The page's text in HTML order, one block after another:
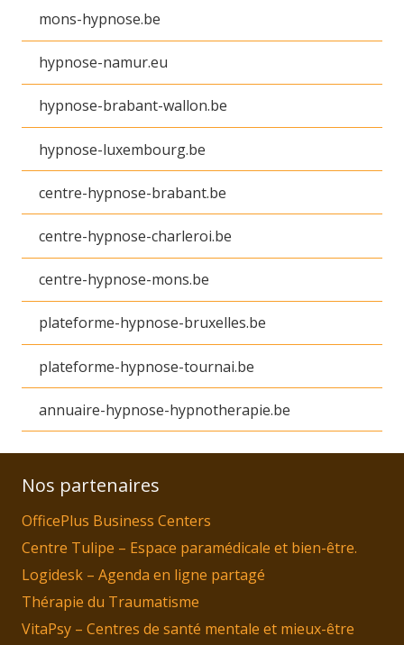
mons-hypnose.be
hypnose-namur.eu
hypnose-brabant-wallon.be
hypnose-luxembourg.be
centre-hypnose-brabant.be
centre-hypnose-charleroi.be
centre-hypnose-mons.be
plateforme-hypnose-bruxelles.be
plateforme-hypnose-tournai.be
annuaire-hypnose-hypnotherapie.be
Nos partenaires
OfficePlus Business Centers
Centre Tulipe – Espace paramédicale et bien-être.
Logidesk – Agenda en ligne partagé
Thérapie du Traumatisme
VitaPsy – Centres de santé mentale et mieux-être